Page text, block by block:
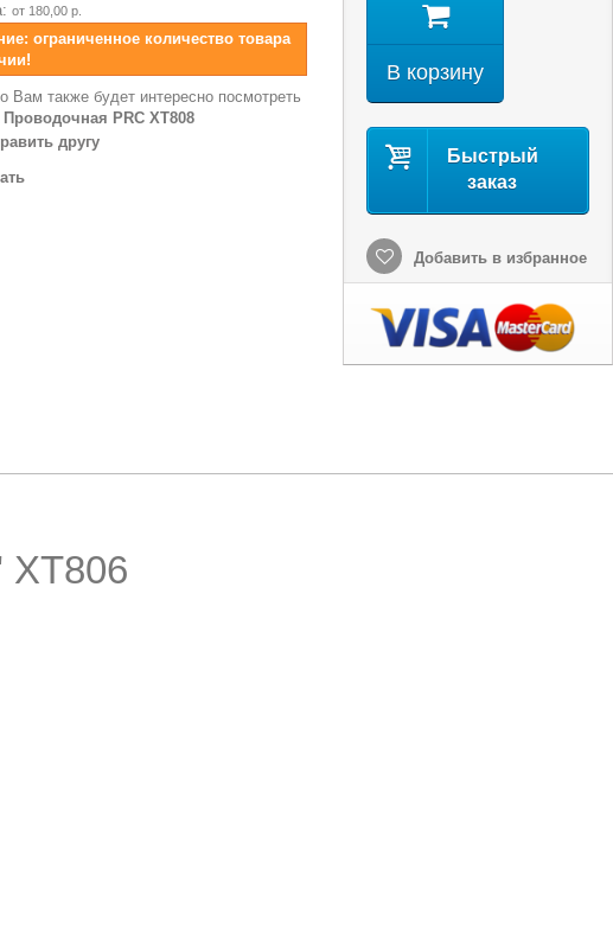
от 180,00 р.
ограниченное количество товара
Вам также будет интересно посмотреть
Проводочная PRC XT808
другу
В корзину
Быстрый
заказ
Добавить в избранное
XT806